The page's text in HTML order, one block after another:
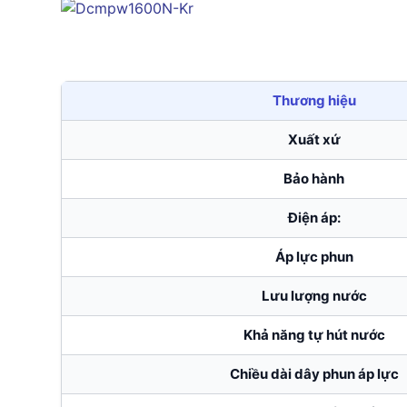
Thương hiệu
Xuất xứ
Bảo hành
Điện áp:
Áp lực phun
Lưu lượng nước
Khả năng tự hút nước
Chiều dài dây phun áp lực